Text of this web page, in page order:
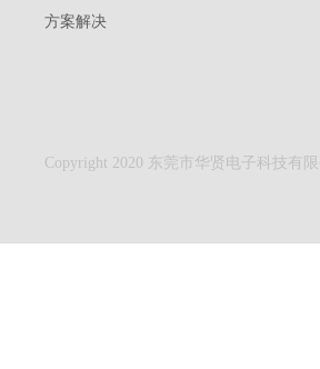
方案解决
Copyright 2020 东莞市华贤电子科技有